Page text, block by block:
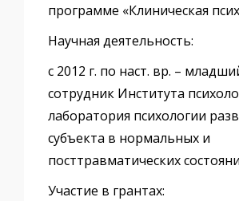
программе «Клиническая
Научная деятельность:
с 2012 г. по наст. вр. –
сотрудник Института
лаборатория психологии
субъекта в нормальных и
посттравматических
Участие в грантах: